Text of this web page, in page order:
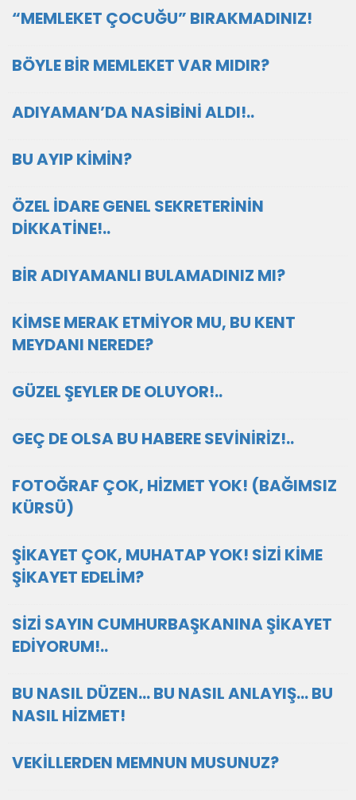
“MEMLEKET ÇOCUĞU” BIRAKMADINIZ!
BÖYLE BİR MEMLEKET VAR MIDIR?
ADIYAMAN’DA NASİBİNİ ALDI!..
BU AYIP KİMİN?
ÖZEL İDARE GENEL SEKRETERİNİN
DİKKATİNE!..
BİR ADIYAMANLI BULAMADINIZ MI?
KİMSE MERAK ETMİYOR MU, BU KENT
MEYDANI NEREDE?
GÜZEL ŞEYLER DE OLUYOR!..
GEÇ DE OLSA BU HABERE SEVİNİRİZ!..
FOTOĞRAF ÇOK, HİZMET YOK! (BAĞIMSIZ
KÜRSÜ)
ŞİKAYET ÇOK, MUHATAP YOK! SİZİ KİME
ŞİKAYET EDELİM?
SİZİ SAYIN CUMHURBAŞKANINA ŞİKAYET
EDİYORUM!..
BU NASIL DÜZEN… BU NASIL ANLAYIŞ… BU
NASIL HİZMET!
VEKİLLERDEN MEMNUN MUSUNUZ?